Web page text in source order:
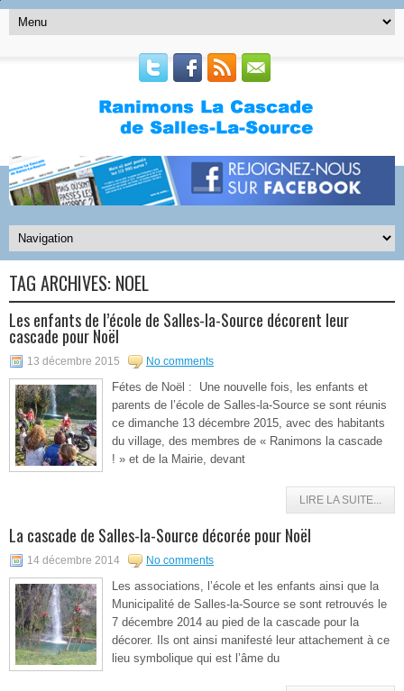
TAG ARCHIVES: NOËL
Les enfants de l’école de Salles-la-Source décorent leur
cascade pour Noël
13 décembre 2015 No comments
Fétes de Noël : Une nouvelle fois, les enfants et
parents de l’école de Salles-la-Source se sont réunis
ce dimanche 13 décembre 2015, avec des habitants
du village, des membres de « Ranimons la cascade
! » et de la Mairie, devant
LIRE LA SUITE...
La cascade de Salles-la-Source décorée pour Noël
14 décembre 2014 No comments
Les associations, l’école et les enfants ainsi que la
Municipalité de Salles-la-Source se sont retrouvés le
7 décembre 2014 au pied de la cascade pour la
décorer. Ils ont ainsi manifesté leur attachement à ce
lieu symbolique qui est l’âme du